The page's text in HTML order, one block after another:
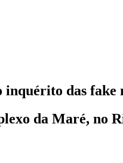
das fake
da Maré, no